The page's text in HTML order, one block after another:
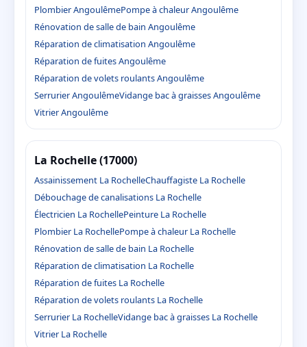
Plombier AngoulêmePompe à chaleur Angoulême
Rénovation de salle de bain Angoulême
Réparation de climatisation Angoulême
Réparation de fuites Angoulême
Réparation de volets roulants Angoulême
Serrurier AngoulêmeVidange bac à graisses Angoulême
Vitrier Angoulême
La Rochelle (17000)
Assainissement La RochelleChauffagiste La Rochelle
Débouchage de canalisations La Rochelle
Électricien La RochellePeinture La Rochelle
Plombier La RochellePompe à chaleur La Rochelle
Rénovation de salle de bain La Rochelle
Réparation de climatisation La Rochelle
Réparation de fuites La Rochelle
Réparation de volets roulants La Rochelle
Serrurier La RochelleVidange bac à graisses La Rochelle
Vitrier La Rochelle